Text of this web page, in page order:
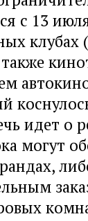
с 13
клубах
идет о
могут